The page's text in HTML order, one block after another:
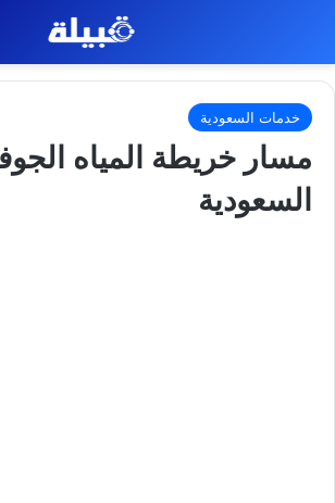
خدمات السعودية
مسار خريطة المياه
السعودية